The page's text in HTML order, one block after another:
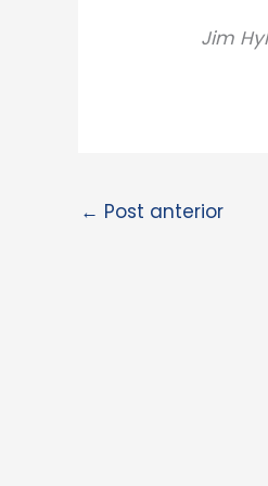
Jim
← Post anterior